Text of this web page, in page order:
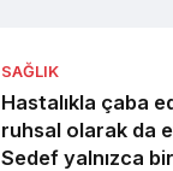
SAĞLIK
Hastalıkla çaba
ruhsal olarak da
Sedef yalnızca